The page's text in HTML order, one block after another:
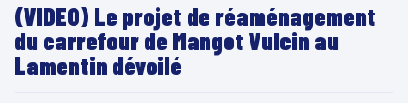
(VIDEO) Le projet de réaménagement
du carrefour de Mangot Vulcin au
Lamentin dévoilé